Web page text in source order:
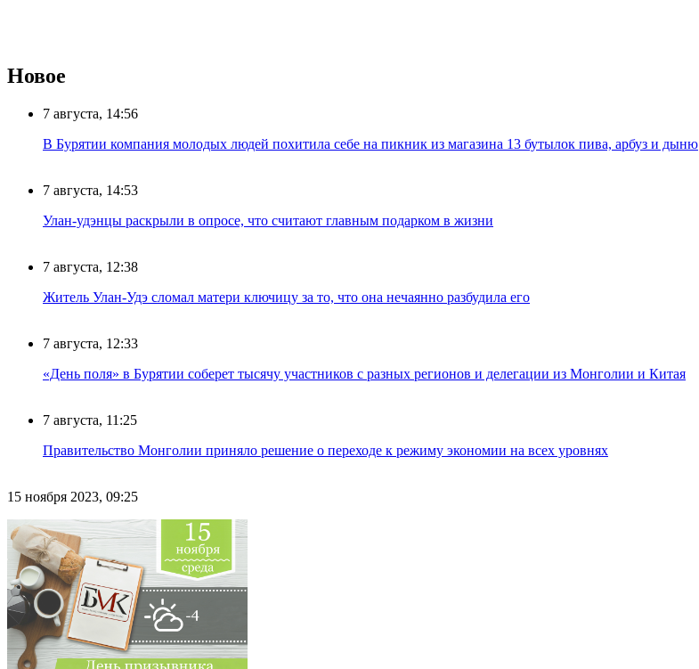
Новое
7 августа, 14:56
В Бурятии компания молодых людей похитила себе на пикник из магазина 13 бутылок пива, арбуз и дыню
7 августа, 14:53
Улан-удэнцы раскрыли в опросе, что считают главным подарком в жизни
7 августа, 12:38
Житель Улан-Удэ сломал матери ключицу за то, что она нечаянно разбудила его
7 августа, 12:33
«День поля» в Бурятии соберет тысячу участников с разных регионов и делегации из Монголии и Китая
7 августа, 11:25
Правительство Монголии приняло решение о переходе к режиму экономии на всех уровнях
15 ноября 2023, 09:25